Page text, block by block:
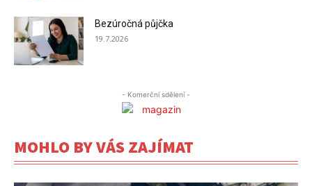
Bezúročná půjčka
19.7.2026
- Komerční sdělení -
MOHLO BY VÁS ZAJÍMAT